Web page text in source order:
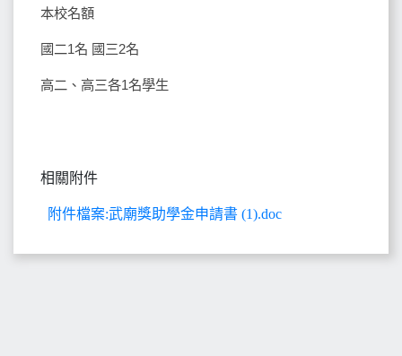
本校名額
國二1名 國三2名
高二、高三各1名學生
相關附件
附件檔案:武廟獎助學金申請書 (1).doc